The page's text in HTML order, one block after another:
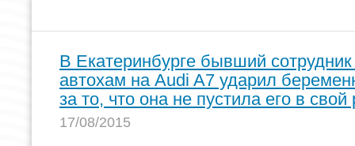
В Екатеринбурге бывший
автохам на Audi A7 ударил
за то, что она не пустила его в свой
17/08/2015